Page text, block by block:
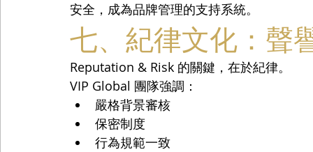
安全，成為品牌管理的支持系統。
七、紀律文化：聲
Reputation & Risk 的關鍵，在於紀律。
VIP Global 團隊強調：
嚴格背景審核
保密制度
行為規範一致